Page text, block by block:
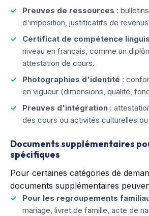
Preuves de ressources :
d'imposition, justificatifs de
Certificat de compétence
niveau en français, comme un
attestation de cours.
Photographies d'identité :
en vigueur (dimensions, qualité,
Preuves d'intégration :
des cours ou activités culturelles
Documents supplémentaires
spécifiques
Pour certaines catégories de
documents supplémentaires
Pour les regroupements
mariage, livret de famille, acte de